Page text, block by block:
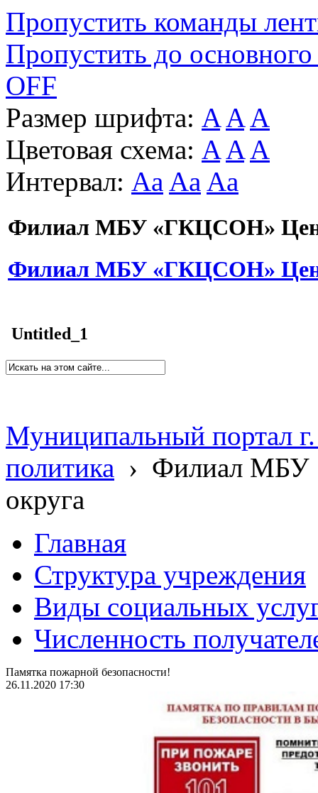
Пропустить команды
Пропустить до основного
OFF
Размер шрифта: A A A
Цветовая схема: A A A
Интервал: Aa Aa Aa
Филиал МБУ «ГКЦСОН»
Филиал МБУ «ГКЦСОН»
Untitled_1
Муниципальный портал
политика › Филиал МБУ
округа
Главная
Структура учреждения
Виды социальных
Численность
Памятка пожарной безопасности!
26.11.2020 17:30